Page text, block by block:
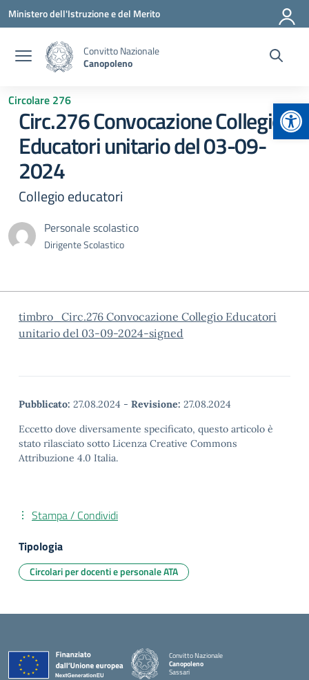
Vai ai contenuti
Vai al menu di navigazione
Vai al footer
Ministero dell'Istruzione e del Merito
Convitto Nazionale
Canopoleno
Circolare 276
Circ.276 Convocazione Collegio
Educatori unitario del 03-09-
2024
Collegio educatori
Personale scolastico
Dirigente Scolastico
timbro_Circ.276 Convocazione Collegio Educatori
unitario del 03-09-2024-signed
Pubblicato: 27.08.2024 - Revisione: 27.08.2024
Eccetto dove diversamente specificato, questo articolo è
stato rilasciato sotto Licenza Creative Commons
Attribuzione 4.0 Italia.
Stampa / Condividi
Tipologia
Circolari per docenti e personale ATA
Convitto Nazionale
Canopoleno
Sassari